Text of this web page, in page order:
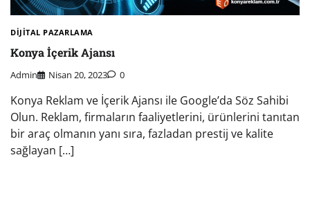
DIJITAL PAZARLAMA
Konya İçerik Ajansı
Admin Nisan 20, 2023 0
Konya Reklam ve İçerik Ajansı ile Google’da Söz Sahibi
Olun. Reklam, firmaların faaliyetlerini, ürünlerini tanıtan
bir araç olmanın yanı sıra, fazladan prestij ve kalite
sağlayan […]